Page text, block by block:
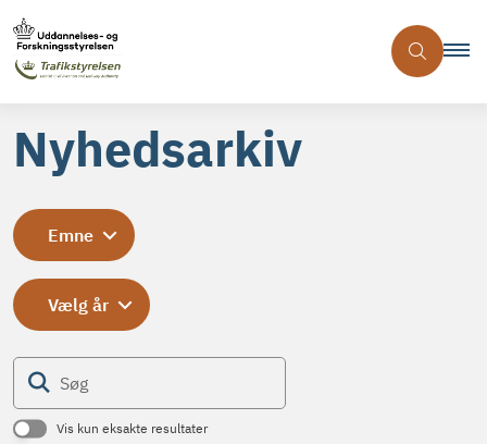
Nyhedsarkiv
Søg
Vis kun eksakte resultater
Emne
Vælg år